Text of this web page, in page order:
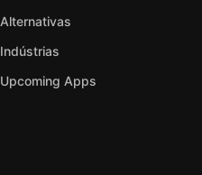
Alternativas
Indústrias
Upcoming Apps